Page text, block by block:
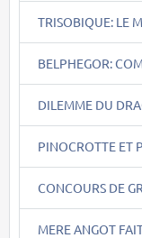
TRISOBIQUE: LE
BELPHEGOR:
DILEMME DU
PINOCROTTE ET
CONCOURS DE
MERE ANGOT